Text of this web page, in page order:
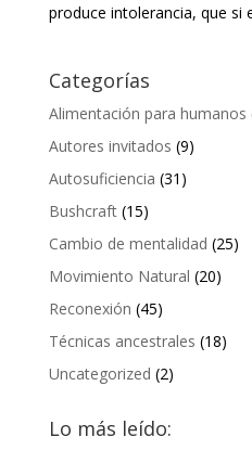
produce intolerancia, que si
Categorías
Alimentación para humanos
Autores invitados (9)
Autosuficiencia (31)
Bushcraft(15)
Cambio de mentalidad (25)
Movimiento Natural (20)
Reconexión (45)
Técnicas ancestrales (18)
Uncategorized (2)
Lo más leído: